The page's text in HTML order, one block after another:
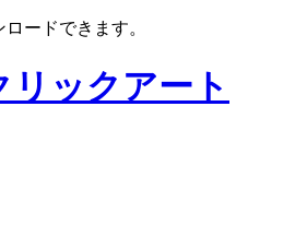
ードできます。
ックアート